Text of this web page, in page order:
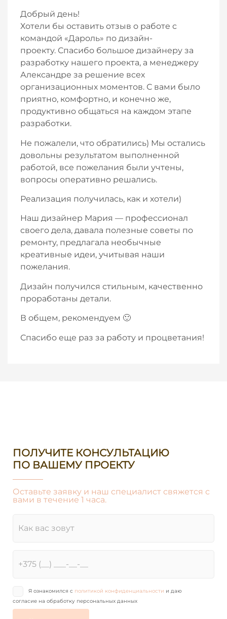
Добрый день!
Хотели бы оставить отзыв о работе с
командой «Дароль» по дизайн-
проекту. Спасибо большое дизайнеру за
разработку нашего проекта, а менеджеру
Александре за решение всех
организационных моментов. С вами было
приятно, комфортно, и конечно же,
продуктивно общаться на каждом этапе
разработки.
Не пожалели, что обратились) Мы остались
довольны результатом выполненной
работой, все пожелания были учтены,
вопросы оперативно решались.
Реализация получилась, как и хотели)
Наш дизайнер Мария — профессионал
своего дела, давала полезные советы по
ремонту, предлагала необычные
креативные идеи, учитывая наши
пожелания.
Дизайн получился стильным, качественно
проработаны детали.
В общем, рекомендуем 🙂
Спасибо еще раз за работу и процветания!
ПОЛУЧИТЕ КОНСУЛЬТАЦИЮ
ПО ВАШЕМУ ПРОЕКТУ
Оставьте заявку и наш специалист свяжется с
вами в течение 1 часа.
Я ознакомился с политикой конфиденциальности и даю
согласие на обработку персональных данных